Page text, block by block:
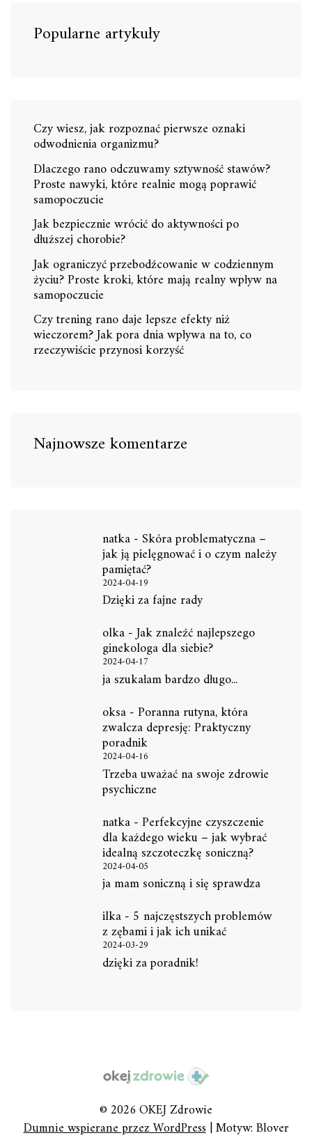
Popularne artykuły
Czy wiesz, jak rozpoznać pierwsze oznaki
odwodnienia organizmu?
Dlaczego rano odczuwamy sztywność stawów?
Proste nawyki, które realnie mogą poprawić
samopoczucie
Jak bezpiecznie wrócić do aktywności po
dłuższej chorobie?
Jak ograniczyć przebodźcowanie w codziennym
życiu? Proste kroki, które mają realny wpływ na
samopoczucie
Czy trening rano daje lepsze efekty niż
wieczorem? Jak pora dnia wpływa na to, co
rzeczywiście przynosi korzyść
Najnowsze komentarze
natka-Skóra problematyczna –
jak ją pielęgnować i o czym należy
pamiętać?
2024-04-19
Dzięki za fajne rady
olka-Jak znaleźć najlepszego
ginekologa dla siebie?
2024-04-17
ja szukałam bardzo długo...
oksa-Poranna rutyna, która
zwalcza depresję: Praktyczny
poradnik
2024-04-16
Trzeba uważać na swoje zdrowie
psychiczne
natka-Perfekcyjne czyszczenie
dla każdego wieku – jak wybrać
idealną szczoteczkę soniczną?
2024-04-05
ja mam soniczną i się sprawdza
ilka- 5 najczęstszych problemów
z zębami i jak ich unikać
2024-03-29
dzięki za poradnik!
© 2026 OKEJ Zdrowie
Dumnie wspierane przez WordPress|Motyw: Blover